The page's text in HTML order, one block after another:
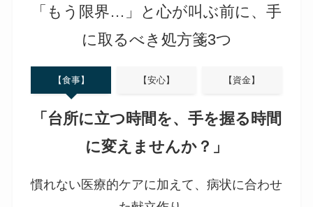
「もう限界…」と心が叫ぶ前に、手
に取るべき処方箋3つ
【食事】 【安心】 【資金】
「台所に立つ時間を、手を握る時間
に変えませんか？」
慣れない医療的ケアに加えて、病状に合わせ